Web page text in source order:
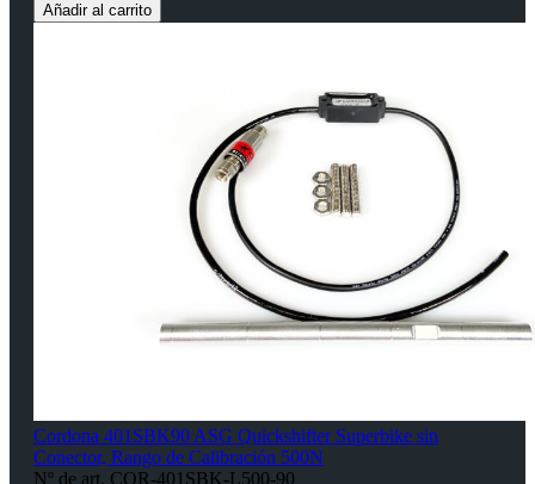
Añadir al carrito
Cordona 401SBK90 ASG Quickshifter Superbike sin
Conector, Rango de Calibración 500N
Nº de art. COR-401SBK-L500-90